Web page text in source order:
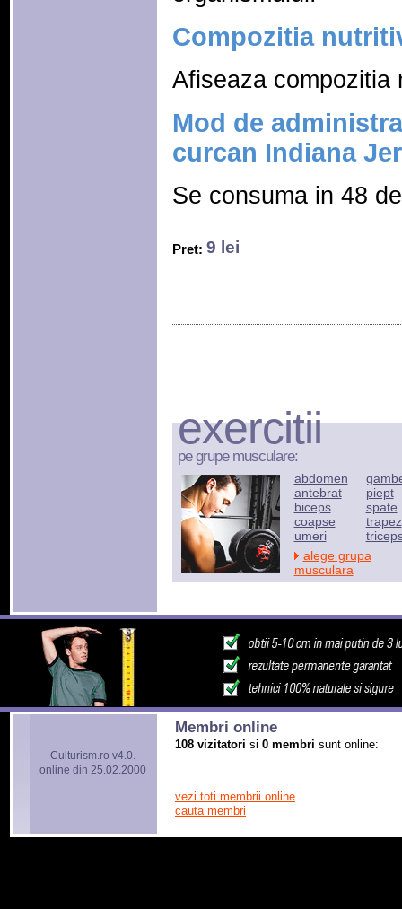
Compozitia
Afiseaza compozitia
Mod de
curcan Indiana
Se consuma in 48
Pret: 9 lei
exercitii
pe grupe musculare:
abdomen
antebrat
biceps
coapse
umeri
piept
spate
trapez
alege grupa
musculara
Culturism.ro v4.0.
online din 25.02.2000
Membri online
108 vizitatori si 0 membri sunt online:
vezi toti membrii online
cauta membri